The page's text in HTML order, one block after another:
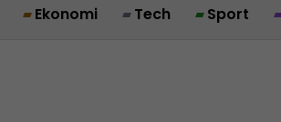
Ekonomi Tech Sport